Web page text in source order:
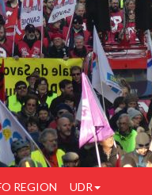
REGION UDR